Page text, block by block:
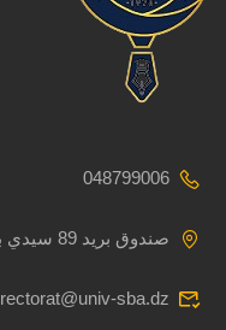
048799006
صندوق بريد 89 سيدي بلعباس الجزائر
rectorat@univ-sba.dz